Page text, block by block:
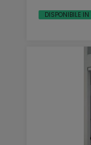
DISPONIBILE